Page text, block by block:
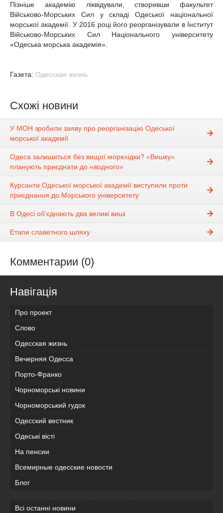
Пізніше академію ліквідували, створивши факультет
Військово-Морських Сил у складі Одеської національної
морської академії. У 2016 році його реорганізували в Інститут
Військово-Морських Сил Національного університету
«Одеська морська академія».
Газета: Одесская жизнь
Схожі новини
У МОН зробили заяву про реорганізацію Одеської
морської академії
Одеса залишиться без вищої морехідки? «Вишку»
планують приєднати до «водного»
Курсанти Одеської морської академії виступили проти
приєднання до Морського університету
В Одесі об’єднають два великі виші
Етапи славетного шляху
Комментарии (0)
Навігація
Про проект
Слово
Одесская жизнь
Вечерняя Одесса
Порто-Франко
Чорноморські новини
Чорноморський гудок
Одесский вестник
Одеськi вiстi
На пенсии
Всемирные одесские новости
Блог
Всі останні новини